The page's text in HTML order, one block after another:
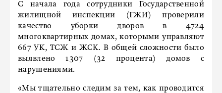
С начала года сотрудники Государственной
жилищной инспекции (ГЖИ) проверили
качество уборки дворов в 4724
многоквартирных домах, которыми управляют
667 УК, ТСЖ и ЖСК. В общей сложности было
выявлено 1307 (32 процента) домов с
нарушениями.
«Мы тщательно следим за тем, как проводится